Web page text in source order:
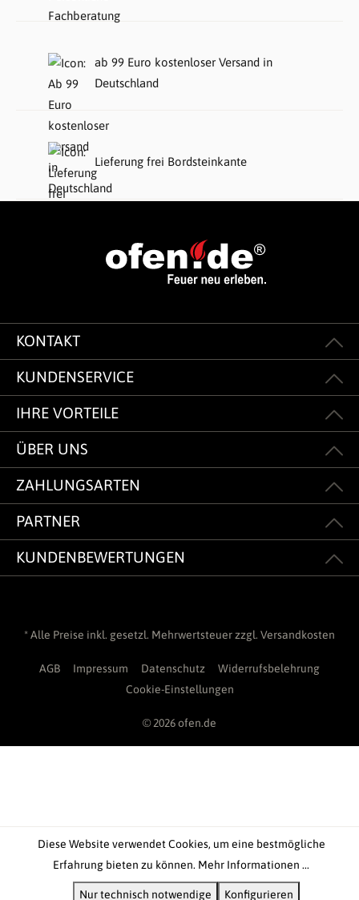
ab 99 Euro kostenloser Versand in
Deutschland
Lieferung frei Bordsteinkante
KONTAKT
KUNDENSERVICE
IHRE VORTEILE
ÜBER UNS
ZAHLUNGSARTEN
PARTNER
KUNDENBEWERTUNGEN
* Alle Preise inkl. gesetzl. Mehrwertsteuer zzgl. Versandkosten
AGB Impressum Datenschutz
Widerrufsbelehrung
Cookie-Einstellungen
© 2026 ofen.de
Diese Website verwendet Cookies, um eine bestmögliche
Erfahrung bieten zu können. Mehr Informationen ...
Nur technisch notwendige Konfigurieren